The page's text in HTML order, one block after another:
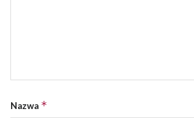
Nazwa *